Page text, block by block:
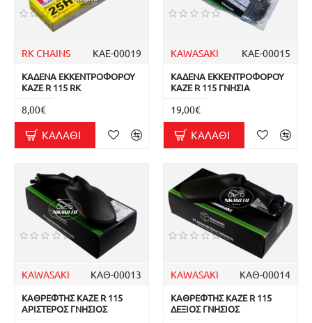
RK CHAINS ΚΑΕ-00019
ΚΑΔΕΝΑ ΕΚΚΕΝΤΡΟΦΟΡΟΥ
KAZE R 115 RK
8,00€
ΚΑΛΆΘΙ
KAWASAKI ΚΑΕ-00015
ΚΑΔΕΝΑ ΕΚΚΕΝΤΡΟΦΟΡΟΥ
KAZE R 115 ΓΝΗΣΙΑ
19,00€
ΚΑΛΆΘΙ
KAWASAKI ΚΑΘ-00013
ΚΑΘΡΕΦΤΗΣ KAZE R 115
ΑΡΙΣΤΕΡΟΣ ΓΝΗΣΙΟΣ
KAWASAKI ΚΑΘ-00014
ΚΑΘΡΕΦΤΗΣ KAZE R 115
ΔΕΞΙΟΣ ΓΝΗΣΙΟΣ